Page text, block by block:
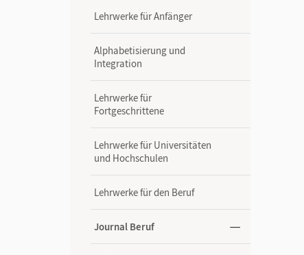
Lehrwerke für Anfänger
Alphabetisierung und
Integration
Lehrwerke für
Fortgeschrittene
Lehrwerke für Universitäten
und Hochschulen
Lehrwerke für den Beruf
Journal Beruf